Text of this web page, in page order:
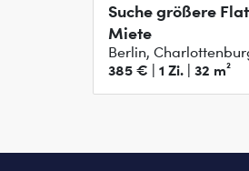
Suche größere
Miete
Berlin,
385 € | 1 Zi. | 32 m²